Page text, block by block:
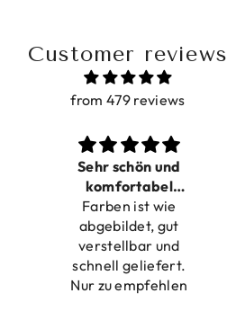
Customer reviews
from 479 reviews
Sehr schön und
komfortabel
verstellbar
Farben ist wie
abgebildet, gut
verstellbar und
schnell geliefert.
Nur zu empfehlen